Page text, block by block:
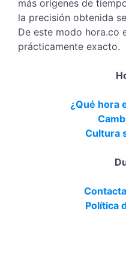
más orígenes de
la precisión obtenida
De este modo hora.co
prácticamente exacto.
¿Qué hora
Cultura
Política